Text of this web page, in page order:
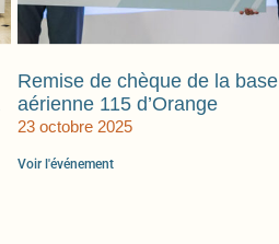
Remise de chèque de la base
aérienne 115 d’Orange
23 octobre 2025
Voir l'événement